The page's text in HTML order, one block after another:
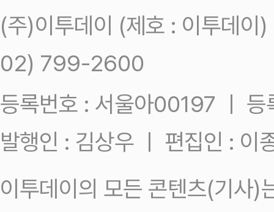
(주)이투데이 (제호 : 이투데
02) 799-2600
등록번호 : 서울아00197 ㅣ
발행인 : 김상우 ㅣ 편집인 : 이
이투데이의 모든 콘텐츠(기사)